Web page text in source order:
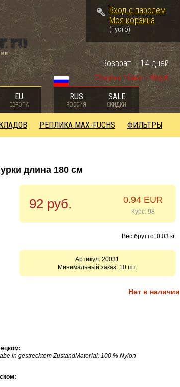
Вход с паролем
Моя корзина
(пусто)
Покупка 1 Евро – 98 руб.
Возврат – 14 дней
EU
ЕВРОПА
RUS
РОССИЯ
SALE
СКИДКИ
РЕПЛИКА MAX-FUCHS ФИЛЬТРЫ
длина 180 см
92 руб. 0.94 EUR
Курс: 98
Вес брутто: 0.03 кг.
Артикул: 20031
Минимальный заказ: 10 шт.
Нет в наличии
in gestrecktem ZustandMaterial: 100 % Nylon